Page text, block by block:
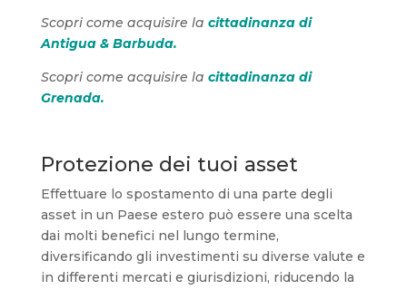
Scopri come acquisire la cittadinanza di
Antigua & Barbuda.
Scopri come acquisire la cittadinanza di
Grenada.
Protezione dei tuoi asset
Effettuare lo spostamento di una parte degli
asset in un Paese estero può essere una scelta
dai molti benefici nel lungo termine,
diversificando gli investimenti su diverse valute e
in differenti mercati e giurisdizioni, riducendo la